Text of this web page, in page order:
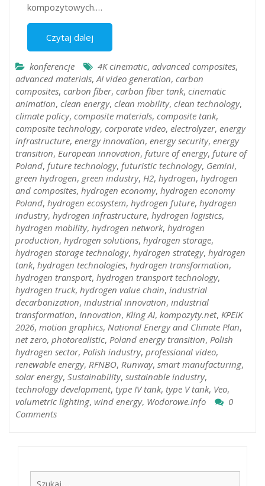
kompozytowych.…
Czytaj dalej
konferencje 4K cinematic, advanced composites,
advanced materials,AI video generation, carbon
composites, carbon fiber, carbon fiber tank, cinematic
animation, clean energy, clean mobility, clean technology,
climate policy, composite materials, composite tank,
composite technology, corporate video, electrolyzer, energy
infrastructure, energy innovation, energy security, energy
transition, European innovation, future of energy, future of
Poland, future technology, futuristic technology, Gemini,
green hydrogen, green industry, H2, hydrogen, hydrogen
and composites, hydrogen economy, hydrogen economy
Poland, hydrogen ecosystem, hydrogen future, hydrogen
industry, hydrogen infrastructure, hydrogen logistics,
hydrogen mobility, hydrogen network, hydrogen
production, hydrogen solutions, hydrogen storage,
hydrogen storage technology, hydrogen strategy, hydrogen
tank, hydrogen technologies, hydrogen transformation,
hydrogen transport, hydrogen transport technology,
hydrogen truck, hydrogen value chain, industrial
decarbonization, industrial innovation, industrial
transformation, Innovation, Kling AI, kompozyty.net, KPEiK
2026, motion graphics, National Energy and Climate Plan,
net zero, photorealistic, Poland energy transition, Polish
hydrogen sector, Polish industry, professional video,
renewable energy, RFNBO, Runway, smart manufacturing,
solar energy, Sustainability, sustainable industry,
technology development, type IV tank, type V tank, Veo,
volumetric lighting, wind energy, Wodorowe.info
0
Comments